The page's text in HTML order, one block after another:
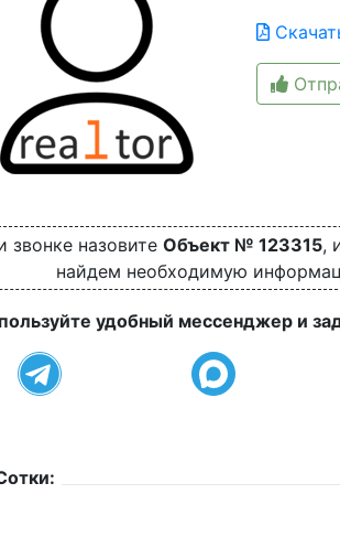
звонке назовите Объект № 123315,
найдем необходимую
удобный мессенджер и